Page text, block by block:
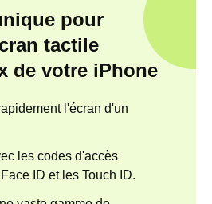
pour
tactile
de votre iPhone
l'écran d'un
les codes d'accès
ID et les Touch ID.